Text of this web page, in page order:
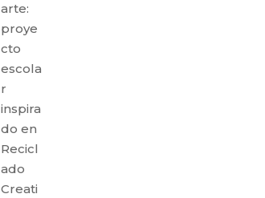
arte:
proye
cto
escola
r
inspira
do en
Recicl
ado
Creati